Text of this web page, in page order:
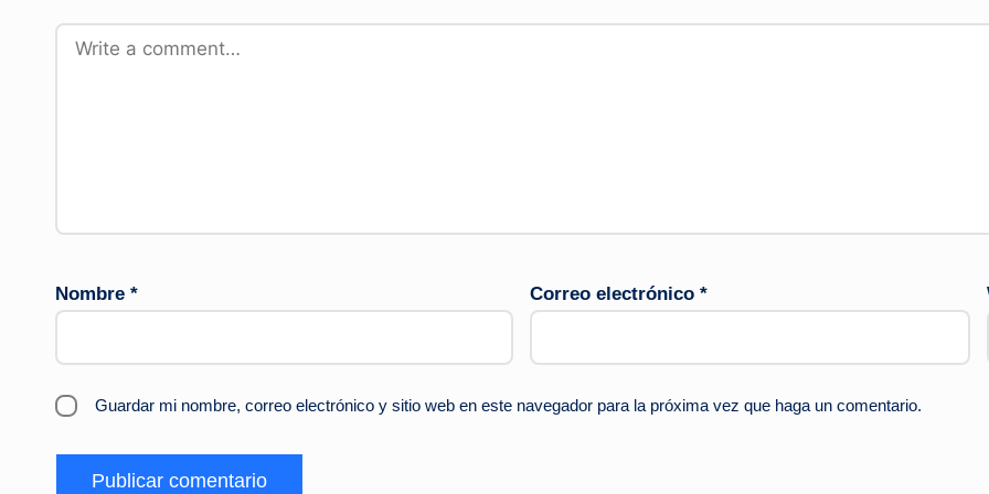
Nombre * Correo electrónico *
Guardar mi nombre, correo electrónico y sitio web en este navegador para la próxima vez que haga un comentario.